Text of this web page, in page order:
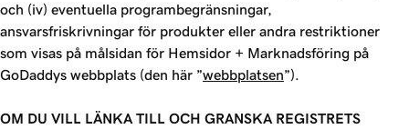
och (iv) eventuella programbegränsningar,
ansvarsfriskrivningar för produkter eller andra restriktioner
som visas på målsidan för Hemsidor + Marknadsföring på
GoDaddys webbplats (den här ”webbplatsen”).
OM DU VILL LÄNKA TILL OCH GRANSKA REGISTRETS